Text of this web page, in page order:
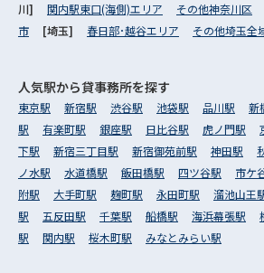
川] 関内駅東口(海側)エリア その他神奈川区
市
[埼玉] 春日部･越谷エリア その他埼玉全
人気駅から貸事務所を探す
東京駅 新宿駅 渋谷駅 池袋駅 品川駅 新
駅
有楽町駅 銀座駅 日比谷駅 虎ノ門駅
下駅
新宿三丁目駅 新宿御苑前駅 神田駅
ノ水駅
水道橋駅 飯田橋駅 四ツ谷駅 市ケ
附駅
大手町駅 麹町駅 永田町駅 溜池山王
駅
五反田駅 千葉駅 船橋駅 海浜幕張駅
駅
関内駅 桜木町駅 みなとみらい駅